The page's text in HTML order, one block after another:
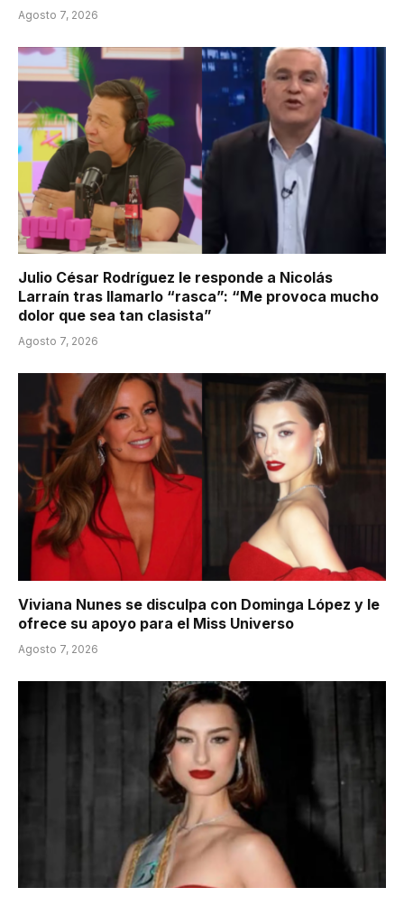
Agosto 7, 2026
Julio César Rodríguez le responde a Nicolás
Larraín tras llamarlo “rasca”: “Me provoca mucho
dolor que sea tan clasista”
Agosto 7, 2026
Viviana Nunes se disculpa con Dominga López y le
ofrece su apoyo para el Miss Universo
Agosto 7, 2026